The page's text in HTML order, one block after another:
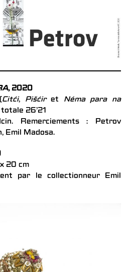
, 2020
Citći, Pišćiret Néma para na
26’21
Remerciements : Petrov
Emil Madosa.
20 cm
par le collectionneur Emil